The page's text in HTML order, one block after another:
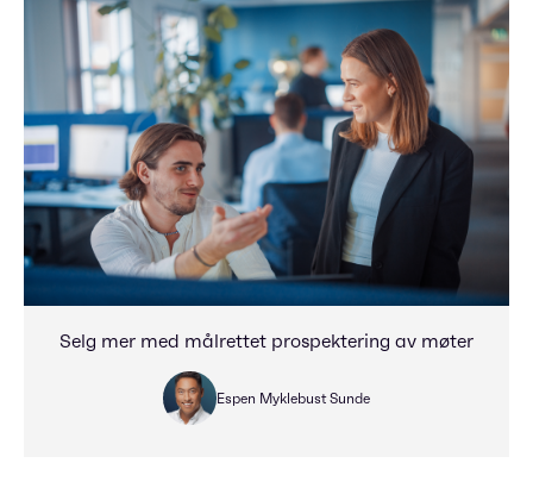
Selg mer med målrettet prospektering av møter
Espen Myklebust Sunde